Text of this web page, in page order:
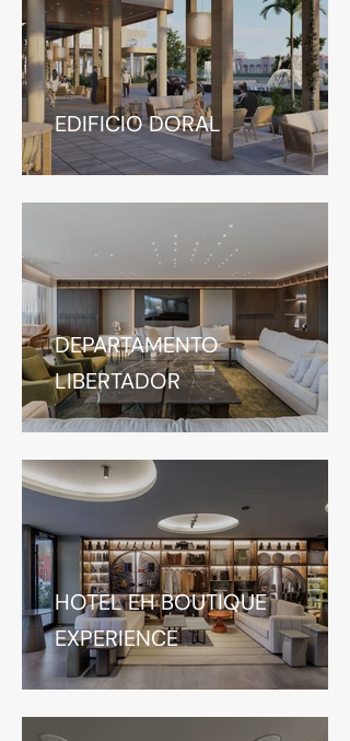
EDIFICIO DORAL
DEPARTAMENTO
LIBERTADOR
HOTEL EH BOUTIQUE
EXPERIENCE